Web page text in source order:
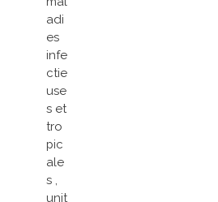
adi
es
infe
ctie
use
s et
tro
pic
ale
s ,
unit